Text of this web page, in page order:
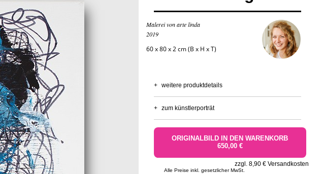
Malerei von arte linda
2019
60 x 80 x 2 cm (B x H x T)
+ weitere produktdetails
+ zum künstlerporträt
ORIGINALBILD IN DEN WARENKORB
650,00 €
zzgl. 8,90 € Versandkosten
Alle Preise inkl. gesetzlicher MwSt.